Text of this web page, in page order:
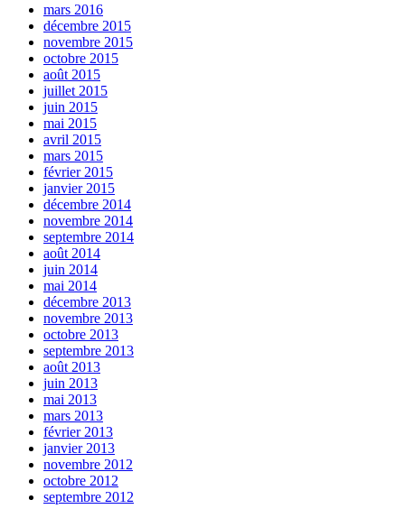
mars 2016
décembre 2015
novembre 2015
octobre 2015
août 2015
juillet 2015
juin 2015
mai 2015
avril 2015
mars 2015
février 2015
janvier 2015
décembre 2014
novembre 2014
septembre 2014
août 2014
juin 2014
mai 2014
décembre 2013
novembre 2013
octobre 2013
septembre 2013
août 2013
juin 2013
mai 2013
mars 2013
février 2013
janvier 2013
novembre 2012
octobre 2012
septembre 2012